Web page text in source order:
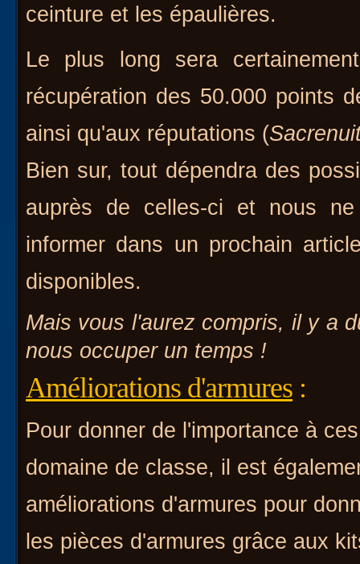
ceinture et les épaulières.
Le plus long sera
récupération des 50.000 points
ainsi qu'aux réputations (
Bien sur, tout dépendra des
auprès de celles-ci et nous
informer dans un prochain
disponibles.
Mais vous l'aurez compris, il y a
nous occuper un temps !
Améliorations d'armures :
Pour donner de l'importance à
domaine de classe, il est
améliorations d'armures pour
les pièces d'armures grâce aux